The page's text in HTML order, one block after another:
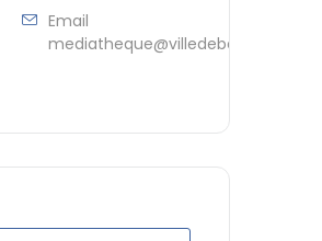
Email
mediatheque@villedebeuvry.fr